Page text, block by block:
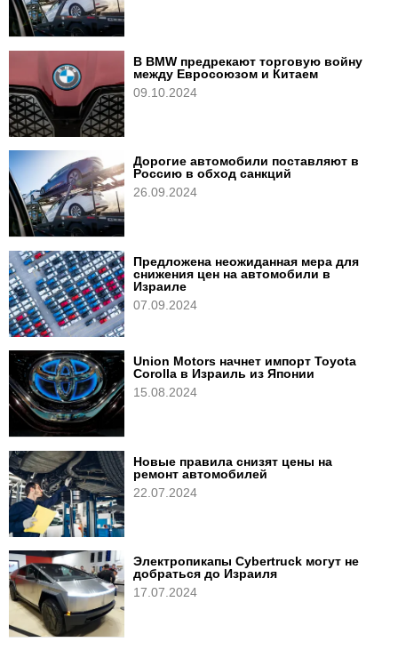
В BMW предрекают торговую войну
между Евросоюзом и Китаем
09.10.2024
Дорогие автомобили поставляют в
Россию в обход санкций
26.09.2024
Предложена неожиданная мера для
снижения цен на автомобили в
Израиле
07.09.2024
Union Motors начнет импорт Toyota
Corolla в Израиль из Японии
15.08.2024
Новые правила снизят цены на
ремонт автомобилей
22.07.2024
Электропикапы Cybertruck могут не
добраться до Израиля
17.07.2024